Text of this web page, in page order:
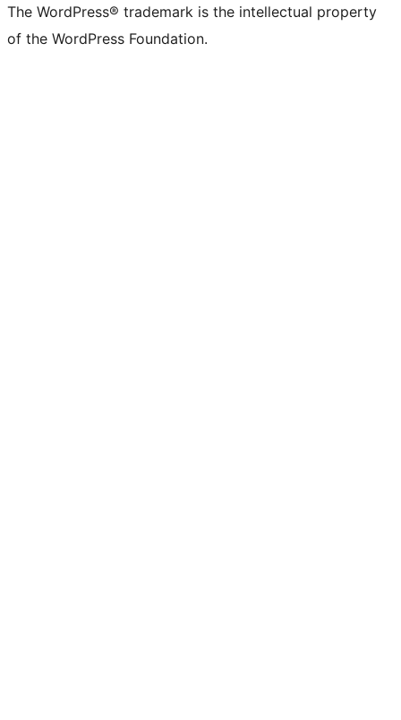
The WordPress® trademark is the intellectual property
of the WordPress Foundation.